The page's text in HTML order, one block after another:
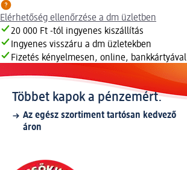
Elérhetőség ellenőrzése a dm üzletben
20 000 Ft -tól ingyenes kiszállítás
Ingyenes visszáru a dm üzletekben
Fizetés kényelmesen, online, bankkártyával
Többet kapok a pénzemért.
Az egész szortiment tartósan kedvező
áron